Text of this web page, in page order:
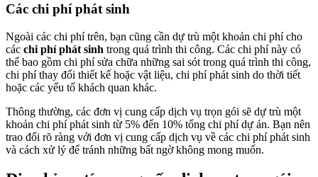
Các chi phí phát sinh
Ngoài các chi phí trên, bạn cũng cần dự trù một khoản chi phí cho
các chi phí phát sinh trong quá trình thi công. Các chi phí này có
thể bao gồm chi phí sửa chữa những sai sót trong quá trình thi công,
chi phí thay đổi thiết kế hoặc vật liệu, chi phí phát sinh do thời tiết
hoặc các yếu tố khách quan khác.
Thông thường, các đơn vị cung cấp dịch vụ trọn gói sẽ dự trù một
khoản chi phí phát sinh từ 5% đến 10% tổng chi phí dự án. Bạn nên
trao đổi rõ ràng với đơn vị cung cấp dịch vụ về các chi phí phát sinh
và cách xử lý để tránh những bất ngờ không mong muốn.